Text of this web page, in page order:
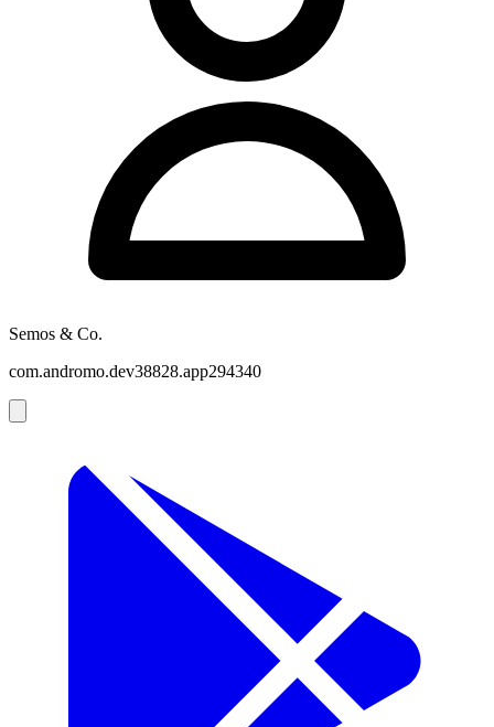
Semos & Co.
com.andromo.dev38828.app294340